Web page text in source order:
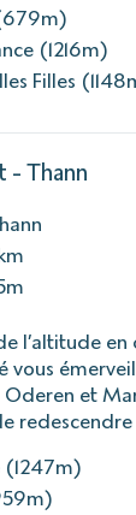
(1216m)
Filles
- Thann
l’altitude
vous
et
redescendre
(1247m)